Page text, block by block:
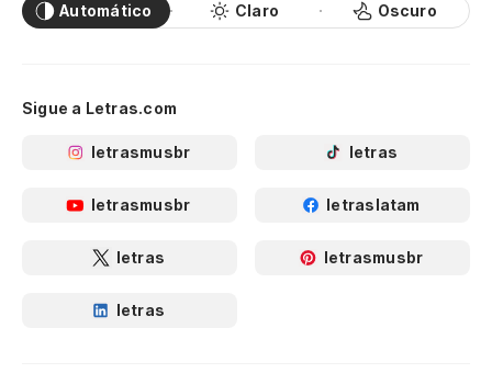
Automático Claro Oscuro
Sigue a Letras.com
letrasmusbr letras
letrasmusbr letraslatam
letras letrasmusbr
letras